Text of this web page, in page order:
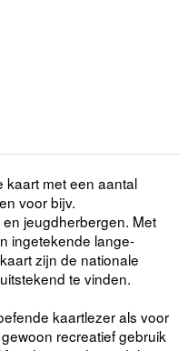
kaart met een aantal
voor bijv.
jeugdherbergen. Met
ingetekende lange-
zijn de nationale
te vinden.
kaartlezer als voor
recreatief gebruik